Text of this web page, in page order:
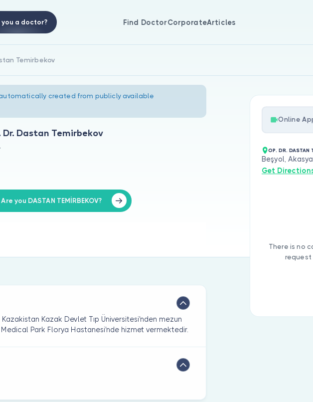
you a doctor? Find DoctorCorporateArticles
Temirbekov
created from publicly available
Dr. Dastan Temirbekov
Are you DASTAN TEMİRBEKOV?
Kazak Devlet Tıp Üniversitesi'nden mezun
Medical Park Florya Hastanesi'nde hizmet vermektedir.
Online
OP. DR. DASTAN
Beşyol,
Get
There is no
request